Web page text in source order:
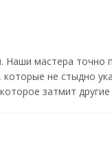
мастера
не стыдно
затмит